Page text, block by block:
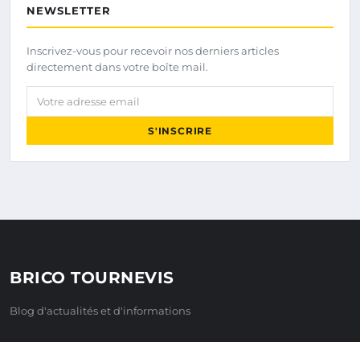
NEWSLETTER
Inscrivez-vous pour recevoir nos derniers articles
directement dans votre boîte mail.
Votre adresse email
S'INSCRIRE
BRICO TOURNEVIS
Blog d'actualités et d'informations